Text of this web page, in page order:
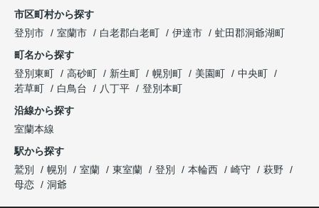
市区町村から探す
登別市
室蘭市 白老郡白老町 伊達市
虻田郡洞爺湖町
町名から探す
登別東町
高砂町 新生町 幌別町 美園町
中央町
若草町
白鳥台 八丁平
登別本町
沿線から探す
室蘭本線
駅から探す
鷲別
幌別 室蘭 東室蘭 登別 本輪西 崎守
萩野
母恋
洞爺